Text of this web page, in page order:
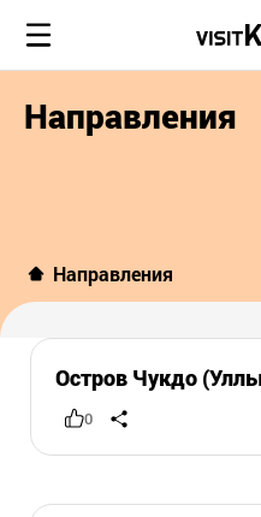
Направления
Направления
Остров Чукдо
0